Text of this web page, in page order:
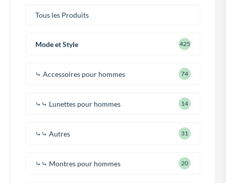
Tous les Produits
Mode et Style 425
⤷ Accessoires pour hommes 74
⤷⤷ Lunettes pour hommes 14
⤷⤷ Autres 31
⤷⤷ Montres pour hommes 20